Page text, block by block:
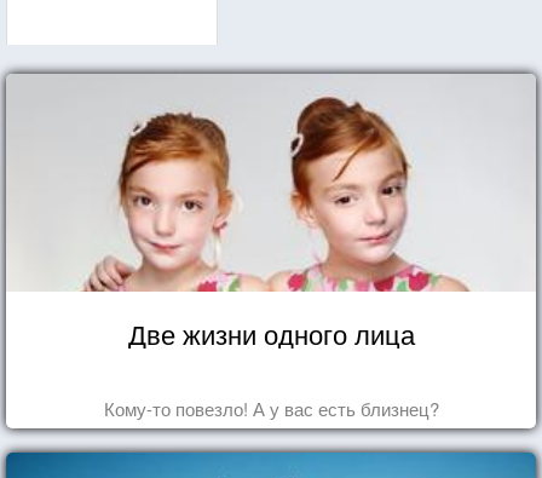
Две жизни одного лица
Кому-то повезло! А у вас есть близнец?